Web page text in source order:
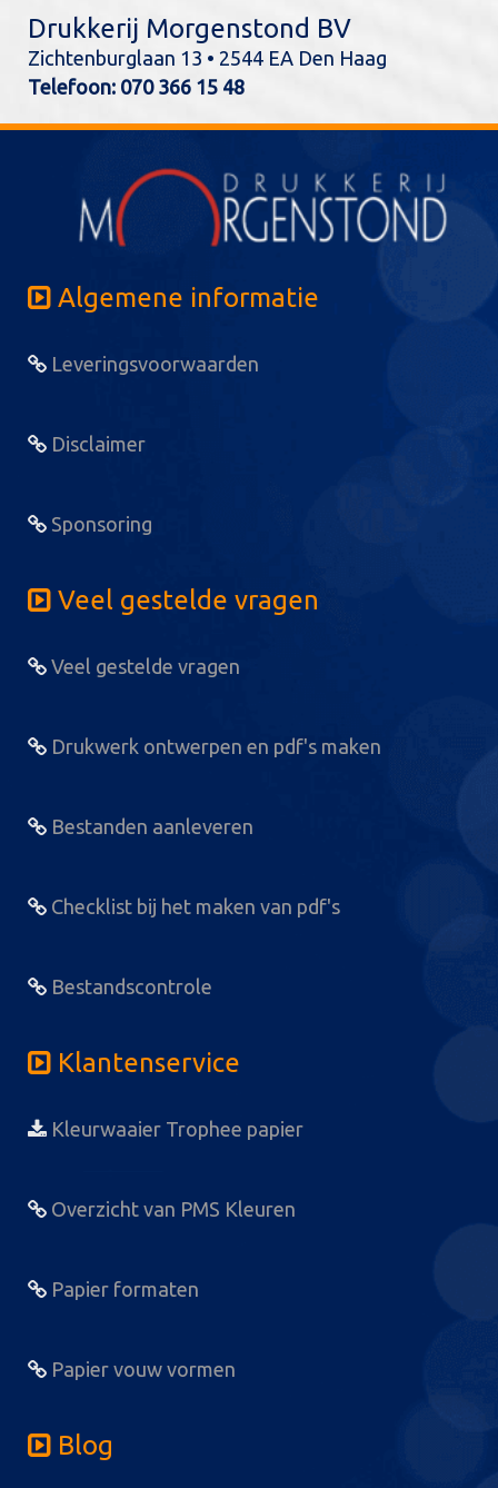
Drukkerij Morgenstond BV
Zichtenburglaan 13 • 2544 EA Den Haag
Telefoon: 070 366 15 48
Algemene informatie
Leveringsvoorwaarden
Disclaimer
Sponsoring
Veel gestelde vragen
Veel gestelde vragen
Drukwerk ontwerpen en pdf's maken
Bestanden aanleveren
Checklist bij het maken van pdf's
Bestandscontrole
Klantenservice
Kleurwaaier Trophee papier
Overzicht van PMS Kleuren
Papier formaten
Papier vouw vormen
Blog